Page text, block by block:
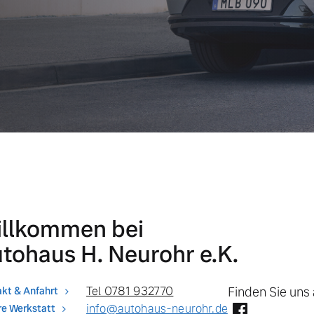
bei
H. Neurohr e.K.
& Anfahrt
Werkstatt
Tel 0781 932770
info@autohaus-neurohr.de
Finden Sie uns